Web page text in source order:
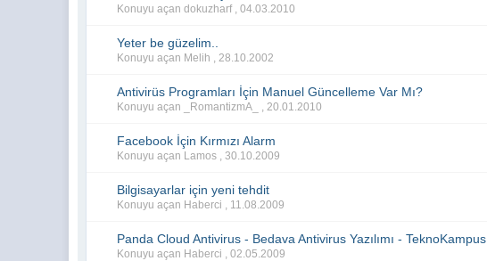
Konuyu açan dokuzharf ,04.03.2010
Yeter be güzelim..
Konuyu açan Melih ,28.10.2002
Antivirüs Programları İçin Manuel Güncelleme Var Mı?
Konuyu açan _RomantizmA_ ,20.01.2010
Facebook İçin Kırmızı Alarm
Konuyu açan Lamos ,30.10.2009
Bilgisayarlar için yeni tehdit
Konuyu açan Haberci , 11.08.2009
Panda Cloud Antivirus - Bedava Antivirus Yazılımı - TeknoKampus
Konuyu açan Haberci ,02.05.2009